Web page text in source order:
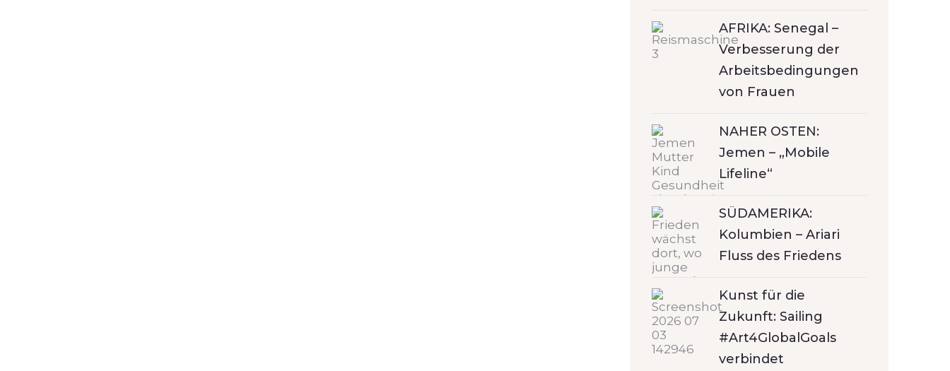
AFRIKA: Senegal –
Verbesserung der
Arbeitsbedingungen
von Frauen
NAHER OSTEN:
Jemen – „Mobile
Lifeline“
SÜDAMERIKA:
Kolumbien – Ariari
Fluss des Friedens
Kunst für die
Zukunft: Sailing
#Art4GlobalGoals
verbindet